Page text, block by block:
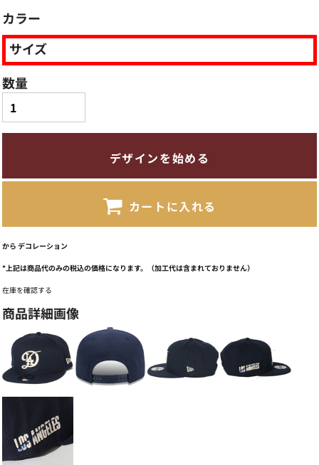
カラー
サイズ
数量
デザインを始める
カートに入れる
から デコレーション
*上記は商品代のみの税込の価格になります。（加工代は含まれておりません）
在庫を確認する
商品詳細画像